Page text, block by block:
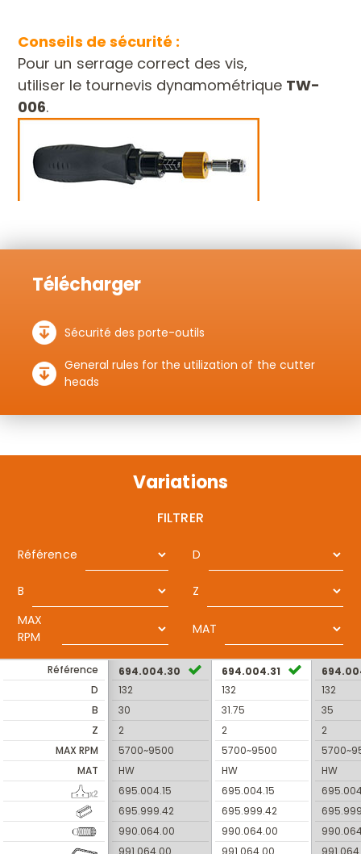
Conseils de sécurité :
Pour un serrage correct des vis,
utiliser le tournevis dynamométrique TW-
006.
Télécharger
Sécurité des porte-outils
General rules for the utilization of the cutter
heads
Variations
FILTRER
Référence D
B
Z
MAX
RPM
MAT
Référence
D
B
Z
MAX RPM
MAT
694.004.30
132
30
2
5700~9500
HW
695.004.15
695.999.42
990.064.00
991.064.00
694.004.31
132
31.75
2
5700~9500
HW
695.004.15
695.999.42
990.064.00
991.064.00
132
35
2
HW